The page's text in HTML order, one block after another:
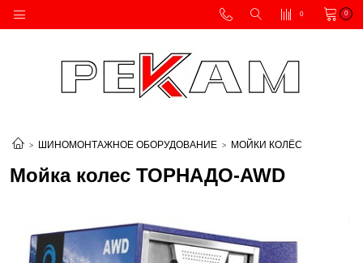
0 0
ШИНОМОНТАЖНОЕ ОБОРУДОВАНИЕ МОЙКИ КОЛЁС
Мойка колес ТОРНАДО-AWD